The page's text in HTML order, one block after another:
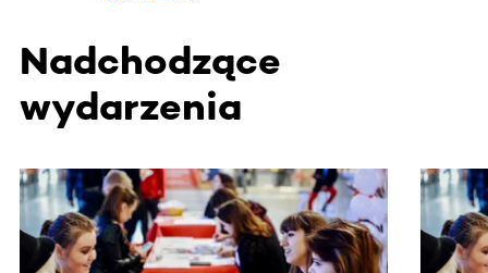
Nadchodzące
wydarzenia
Ta sekcja zawiera treści przewijane w poziomie. Użyj